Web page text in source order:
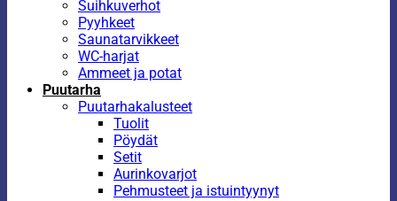
Suihkuverhot
Pyyhkeet
Saunatarvikkeet
WC-harjat
Ammeet ja potat
Puutarha
Puutarhakalusteet
Tuolit
Pöydät
Setit
Aurinkovarjot
Pehmusteet ja istuintyynyt